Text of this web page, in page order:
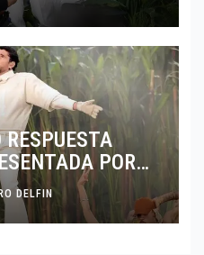
POR
BOWL LX
DELFIN